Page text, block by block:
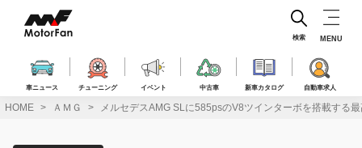
ス
車ニュース チューニング イベント 中古車 新車カタログ 自動車求人
検索 MENU
HOME ＡＭＧ メルセデスAMG SLに585psのV8ツインターボを搭載する